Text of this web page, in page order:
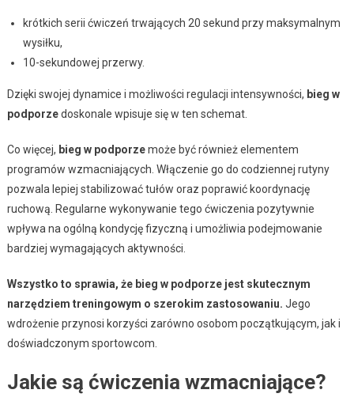
krótkich serii ćwiczeń trwających 20 sekund przy maksymalnym
wysiłku,
10-sekundowej przerwy.
Dzięki swojej dynamice i możliwości regulacji intensywności, bieg w
podporzedoskonale wpisuje się w ten schemat.
Co więcej, bieg w podporzemoże być również elementem
programów wzmacniających. Włączenie go do codziennej rutyny
pozwala lepiej stabilizować tułów oraz poprawić koordynację
ruchową. Regularne wykonywanie tego ćwiczenia pozytywnie
wpływa na ogólną kondycję fizyczną i umożliwia podejmowanie
bardziej wymagających aktywności.
Wszystko to sprawia, że bieg w podporze jest skutecznym
narzędziem treningowym o szerokim zastosowaniu. Jego
wdrożenie przynosi korzyści zarówno osobom początkującym, jak i
doświadczonym sportowcom.
Jakie są ćwiczenia wzmacniające?